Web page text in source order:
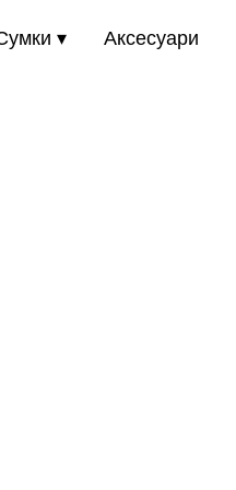
▾ Аксесуари